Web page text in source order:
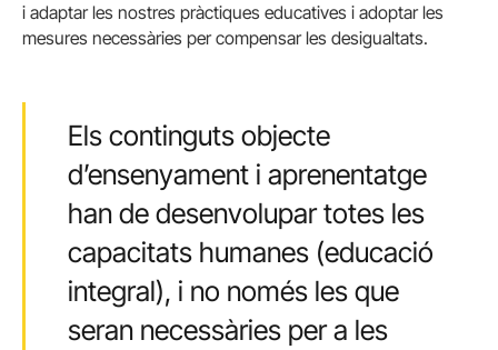
i adaptar les nostres pràctiques educatives i adoptar les
mesures necessàries per compensar les desigualtats.
Els continguts objecte
d’ensenyament i aprenentatge
han de desenvolupar totes les
capacitats humanes (educació
integral), i no només les que
seran necessàries per a les